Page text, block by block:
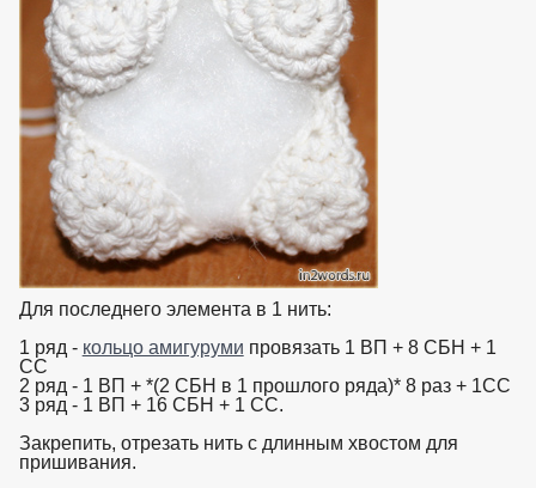
Для последнего элемента в 1 нить:
1 ряд - кольцо амигуруми провязать 1 ВП + 8 СБН + 1
СС
2 ряд - 1 ВП + *(2 СБН в 1 прошлого ряда)* 8 раз + 1СС
3 ряд - 1 ВП + 16 СБН + 1 СС.
Закрепить, отрезать нить с длинным хвостом для
пришивания.